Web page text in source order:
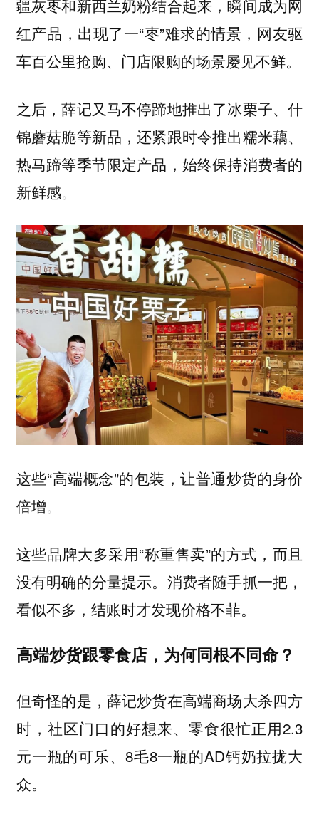
疆灰枣和新西兰奶粉结合起来，瞬间成为网
红产品，出现了一“枣”难求的情景，网友驱
车百公里抢购、门店限购的场景屡见不鲜。
之后，薛记又马不停蹄地推出了冰栗子、什
锦蘑菇脆等新品，还紧跟时令推出糯米藕、
热马蹄等季节限定产品，始终保持消费者的
新鲜感。
这些“高端概念”的包装，让普通炒货的身价
倍增。
这些品牌大多采用“称重售卖”的方式，而且
没有明确的分量提示。消费者随手抓一把，
看似不多，结账时才发现价格不菲。
高端炒货跟零食店，为何同根不同命？
但奇怪的是，薛记炒货在高端商场大杀四方
时，社区门口的好想来、零食很忙正用2.3
元一瓶的可乐、8毛8一瓶的AD钙奶拉拢大
众。